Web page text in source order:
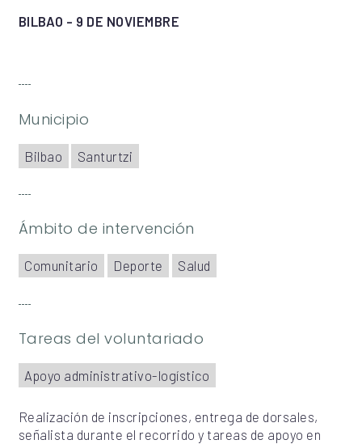
BILBAO - 9 DE NOVIEMBRE
Municipio
Bilbao Santurtzi
Ámbito de intervención
Comunitario Deporte Salud
Tareas del voluntariado
Apoyo administrativo-logístico
Realización de inscripciones, entrega de dorsales,
señalista durante el recorrido y tareas de apoyo en